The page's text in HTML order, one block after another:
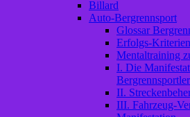
Billard
Auto-Bergrennsport
Glossar
Erfolgs-
Mentaltraining
I. Die
Bergrennsportler
II.
III. Fahrzeug-